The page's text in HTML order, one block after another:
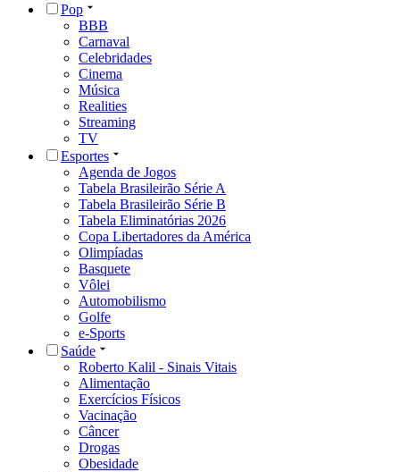
Pop
BBB
Carnaval
Celebridades
Cinema
Música
Realities
Streaming
TV
Esportes
Agenda de Jogos
Tabela Brasileirão Série A
Tabela Brasileirão Série B
Tabela Eliminatórias 2026
Copa Libertadores da América
Olimpíadas
Basquete
Vôlei
Automobilismo
Golfe
e-Sports
Saúde
Roberto Kalil - Sinais Vitais
Alimentação
Exercícios Físicos
Vacinação
Câncer
Drogas
Obesidade